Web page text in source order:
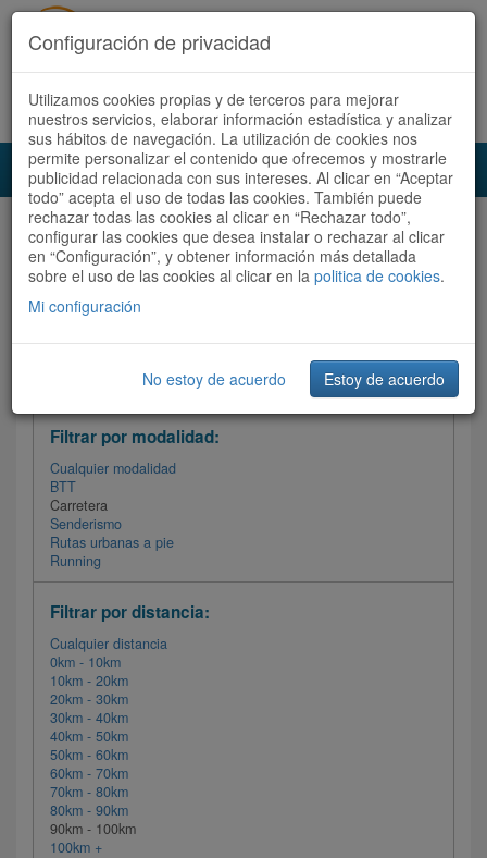
Acceder Registrate ahora Español | Català
Audioruta Todas las rutas
Todas las rutas Ordenar por:Más recientes
Filtrar las rutas
Filtrar por modalidad:
Cualquier modalidad
BTT
Carretera
Senderismo
Rutas urbanas a pie
Running
Filtrar por distancia:
Cualquier distancia
0km - 10km
10km - 20km
20km - 30km
30km - 40km
40km - 50km
50km - 60km
60km - 70km
70km - 80km
80km - 90km
90km - 100km
100km +
Configuración de privacidad
Utilizamos cookies propias y de terceros para mejorar
nuestros servicios, elaborar información estadística y analizar
sus hábitos de navegación. La utilización de cookies nos
permite personalizar el contenido que ofrecemos y mostrarle
publicidad relacionada con sus intereses. Al clicar en “Aceptar
todo” acepta el uso de todas las cookies. También puede
rechazar todas las cookies al clicar en “Rechazar todo”,
configurar las cookies que desea instalar o rechazar al clicar
en “Configuración”, y obtener información más detallada
sobre el uso de las cookies al clicar en la politica de cookies.
Mi configuración
No estoy de acuerdo Estoy de acuerdo